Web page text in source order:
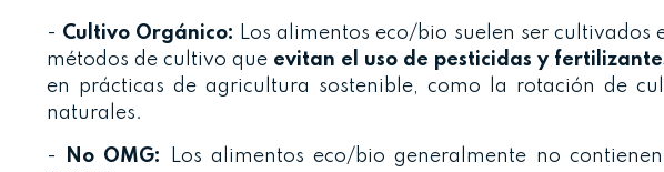
- Cultivo Orgánico: Los alimentos eco/bio suelen ser cultivados
métodos de cultivo que evitan el uso de pesticidas y
en prácticas de agricultura sostenible, como la rotación de
naturales.
- No OMG: Los alimentos eco/bio generalmente no contienen